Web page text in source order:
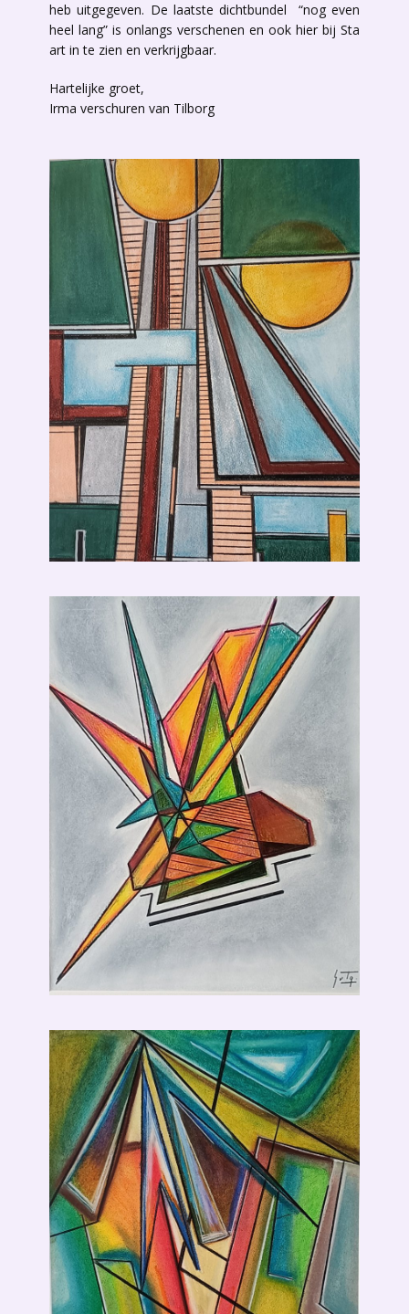
heb uitgegeven. De laatste dichtbundel “nog even
heel lang” is onlangs verschenen en ook hier bij Sta
art in te zien en verkrijgbaar.
Hartelijke groet,
Irma verschuren van Tilborg